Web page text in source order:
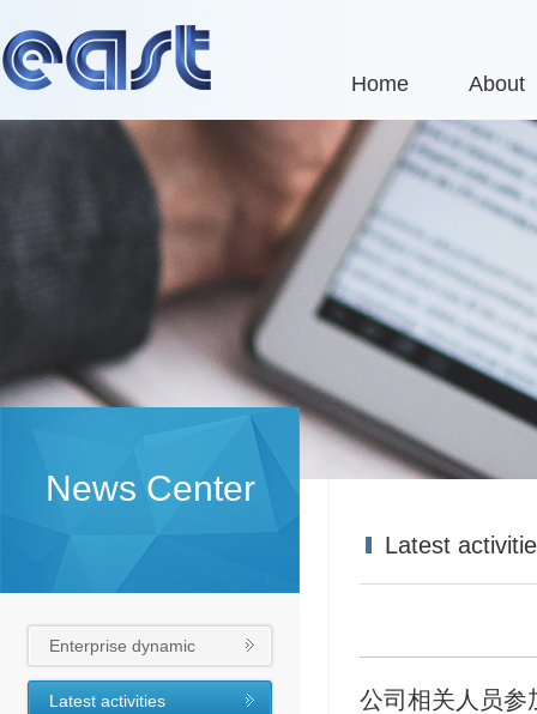
Home About
News Center
Enterprise dynamic
Latest activities
Latest
公司相关人员参